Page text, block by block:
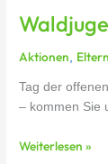
Aktionen
Tag der
– kommen Sie
Weiterlesen »